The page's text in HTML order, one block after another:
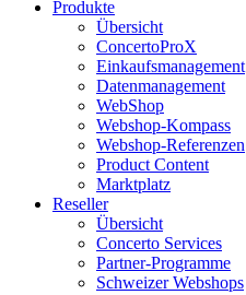
Produkte
Übersicht
ConcertoProX
Einkaufsmanagement
Datenmanagement
WebShop
Webshop-Kompass
Webshop-Referenzen
Product Content
Marktplatz
Reseller
Übersicht
Concerto Services
Partner-Programme
Schweizer Webshops